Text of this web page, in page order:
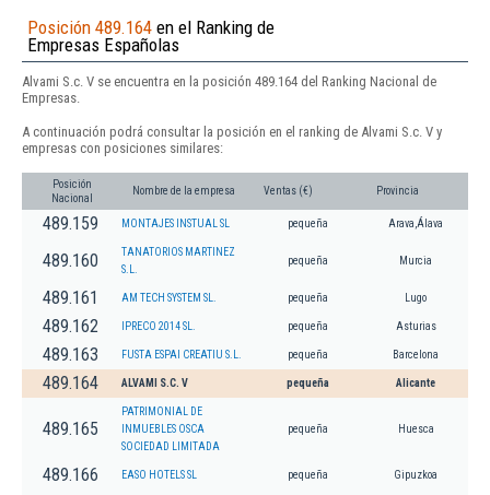
Posición 489.164 en el Ranking de
Empresas Españolas
Alvami S.c. V se encuentra en la posición 489.164 del Ranking Nacional de
Empresas.
A continuación podrá consultar la posición en el ranking de Alvami S.c. V y
empresas con posiciones similares:
Posición
Nacional
Nombre de la empresa Ventas (€) Provincia
489.159 MONTAJES INSTUAL SL pequeña Arava,Álava
489.160
TANATORIOS MARTINEZ
S.L.
pequeña Murcia
489.161 AM TECH SYSTEM SL. pequeña Lugo
489.162 IPRECO 2014 SL. pequeña Asturias
489.163 FUSTA ESPAI CREATIU S.L. pequeña Barcelona
489.164 ALVAMI S.C. V pequeña Alicante
489.165
PATRIMONIAL DE
INMUEBLES OSCA
SOCIEDAD LIMITADA
pequeña Huesca
489.166 EASO HOTELS SL pequeña Gipuzkoa